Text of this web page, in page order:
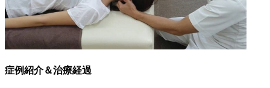
症例紹介＆治療経過